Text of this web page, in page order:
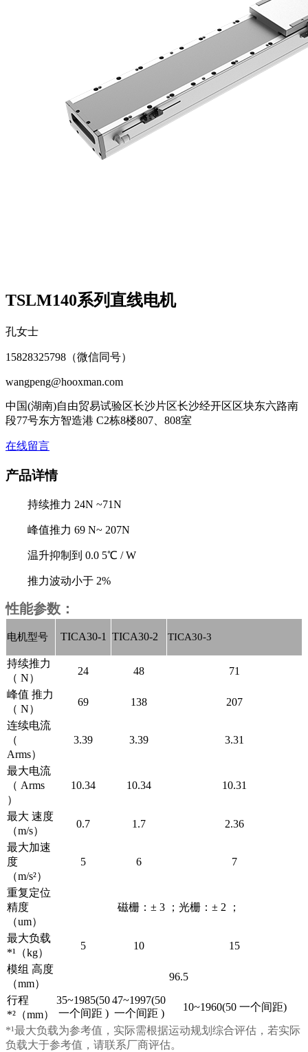
TSLM140系列直线电机
孔女士
15828325798（微信同号）
wangpeng@hooxman.com
中国(湖南)自由贸易试验区长沙片区长沙经开区区块东六路南
段77号东方智造港 C2栋8楼807、808室
在线留言
产品详情
持续推力 24N ~71N
峰值推力 69 N~ 207N
温升抑制到 0.0 5℃ / W
推力波动小于 2%
性能参数：
电机型号 TICA30-1 TICA30-2 TICA30-3
持续推力
（ N）
24 48
71
峰值 推力
（ N）
69 138
207
连续电流
（
Arms）
3.39 3.39 3.31
最大电流
（ Arms
）
10.34 10.34 10.31
最大 速度
（m/s）
0.7 1.7
2.36
最大加速
度
（m/s²）
5 6 7
重复定位
精度
（um）
磁栅：± 3 ；光栅：± 2 ；
最大负载
*¹（kg）
5 10
15
模组 高度
（mm）
96.5
行程
*²（mm）
35~1985(50
一个间距 )
47~1997(50
一个间距 )
10~1960(50 一个间距)
*¹最大负载为参考值，实际需根据运动规划综合评估，若实际
负载大于参考值，请联系厂商评估。